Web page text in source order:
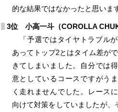
的な結果ではなかったと思いま
3位 小高一斗（COROLLA
「予選ではタイヤトラブルが
あってトップ2とはタイム差がで
きてしまいました。自分では得
意としているコースですがうま
く走れませんでした。レースに
向けて対策をしていましたが